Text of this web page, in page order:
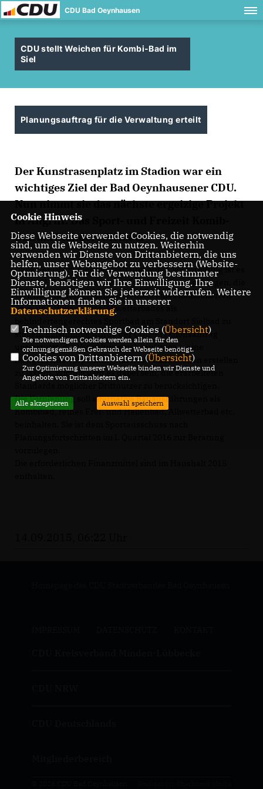
CDU Bad Oeynhausen
CDU stellt Weichen für Kombi-Bad im
Siel
Planungsauftrag für die Verwaltung erteilt
Der Kunstrasenplatz im Stadion war ein
wichtiges Ziel der Bad Oeynhausener CDU.
Nun nimmt sie das nächste ergeizige Projekt
in Angriff: Das Sport- und Freizeit Komib-
Bad am Standort Sielbad.
Dank der Überzeugungskraft und guten Vorbereitung ist es
der CDU-Fraktion im letzten Sportausschuss gelungen, die
Weichen für den geplanten Neubau eines kombinierten
Frei- und Hallenbades/Allwetterbades als
stellen. Einstimmig wurde der CDU-Fraktionsantrag
unterstützt, die Verwaltung zu beauftragen, eine
fachgerechte Vorplanung mit Kostenkalkulation erstellen
zu lassen. Wichtig wird es dabei sein, die erarbeiteten
Die Vorplanung soll alternative Bauausführungen als
Kombibad, reines Frei- und Hallenbad, Allwetterbad etc.
Cookie Hinweis
Diese Webseite verwendet Cookies, die notwendig
sind, um die Webseite zu nutzen. Weiterhin
verwenden wir Dienste von Drittanbietern, die uns
helfen, unser Webangebot zu verbessern (Website-
Optmierung). Für die Verwendung bestimmter
Dienste, benötigen wir Ihre Einwilligung. Ihre
Einwilligung können Sie jederzeit widerrufen. Weitere
Informationen finden Sie in unserer
Datenschutzerklärung.
Technisch notwendige Cookies (Übersicht)
Die notwendigen Cookies werden allein für den
ordnungsgemäßen Gebrauch der Webseite benötigt.
Cookies von Drittanbietern (Übersicht)
Zur Optimierung unserer Webseite binden wir Dienste und
Angebote von Drittanbietern ein.
Alle akzeptieren Auswahl speichern